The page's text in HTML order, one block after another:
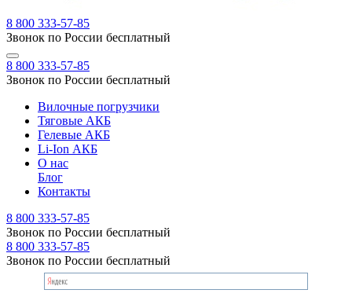
8 800 333-57-85
Звонок по России бесплатный
8 800 333-57-85
Звонок по России бесплатный
Вилочные погрузчики
Тяговые АКБ
Гелевые АКБ
Li-Ion АКБ
О нас
Блог
Контакты
8 800 333-57-85
Звонок по России бесплатный
8 800 333-57-85
Звонок по России бесплатный